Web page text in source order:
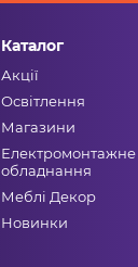
Каталог
Акції
Освітлення
Магазини
Електромонтажне
обладнання
Меблі Декор
Новинки